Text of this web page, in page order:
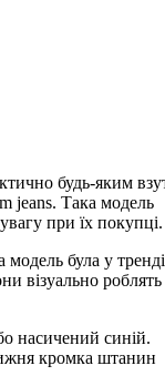
будь-яким
jeans. Така модель
при їх покупці.
була у
візуально роблять
насичений синій.
кромка штанин